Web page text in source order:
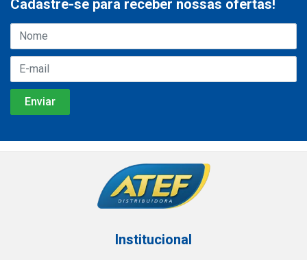
Cadastre-se para receber nossas ofertas!
Institucional